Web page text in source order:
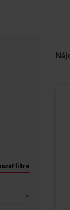
filtre
filtre